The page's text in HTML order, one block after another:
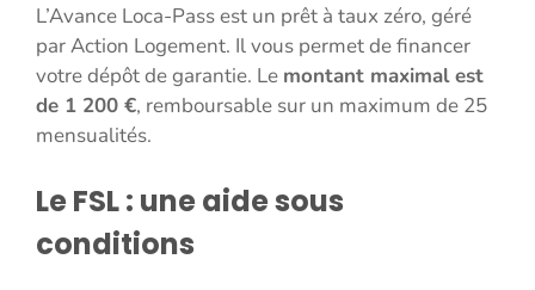
L’Avance Loca-Pass est un prêt à taux zéro, géré
par Action Logement. Il vous permet de financer
votre dépôt de garantie. Le montant maximal est
de 1 200 €, remboursable sur un maximum de 25
mensualités.
Le FSL : une aide sous
conditions